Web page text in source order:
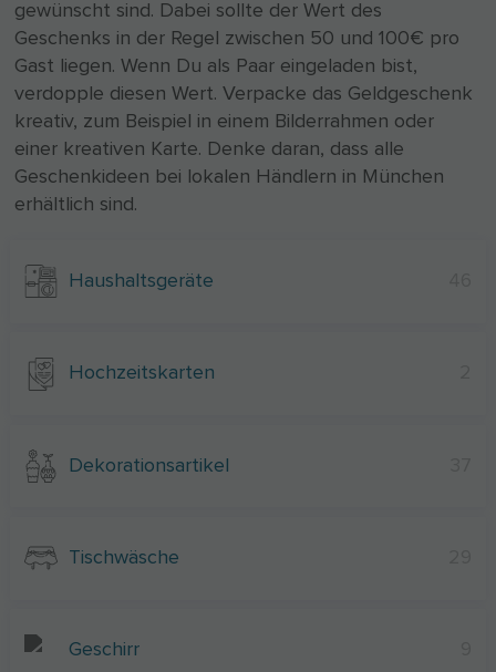
gewünscht sind. Dabei sollte der Wert des
Geschenks in der Regel zwischen 50 und 100€ pro
Gast liegen. Wenn Du als Paar eingeladen bist,
verdopple diesen Wert. Verpacke das Geldgeschenk
kreativ, zum Beispiel in einem Bilderrahmen oder
einer kreativen Karte. Denke daran, dass alle
Geschenkideen bei lokalen Händlern in München
erhältlich sind.
Haushaltsgeräte
Hochzeitskarten
Dekorationsartikel
Tischwäsche
Geschirr